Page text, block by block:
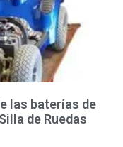
las baterías de
de Ruedas